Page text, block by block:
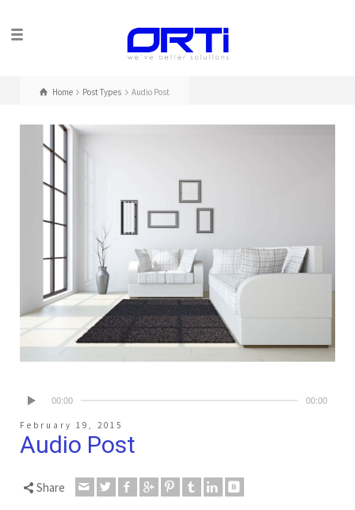
Home Post Types Audio Post
00:00 00:00
February 19, 2015
Audio Post
Share